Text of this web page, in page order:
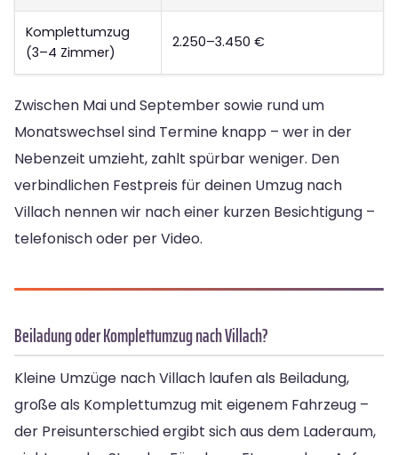
Komplettumzug
(3–4 Zimmer)
2.250–3.450 €
Zwischen Mai und September sowie rund um
Monatswechsel sind Termine knapp – wer in der
Nebenzeit umzieht, zahlt spürbar weniger. Den
verbindlichen Festpreis für deinen Umzug nach
Villach nennen wir nach einer kurzen Besichtigung –
telefonisch oder per Video.
Beiladung oder Komplettumzug nach Villach?
Kleine Umzüge nach Villach laufen als Beiladung,
große als Komplettumzug mit eigenem Fahrzeug –
der Preisunterschied ergibt sich aus dem Laderaum,